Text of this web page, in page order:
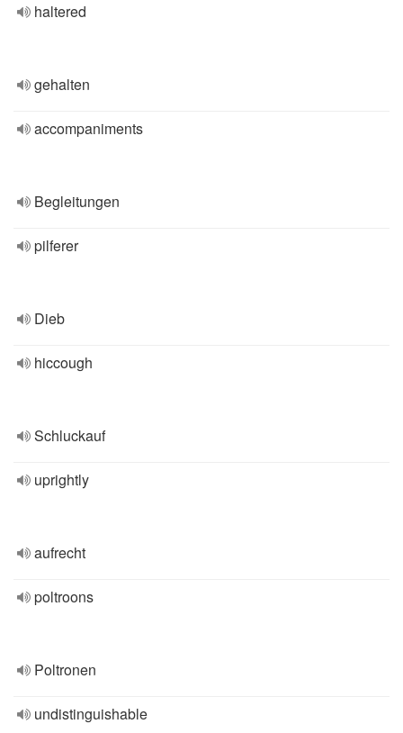
haltered
gehalten
accompaniments
Begleitungen
pilferer
Dieb
hiccough
Schluckauf
uprightly
aufrecht
poltroons
Poltronen
undistinguishable